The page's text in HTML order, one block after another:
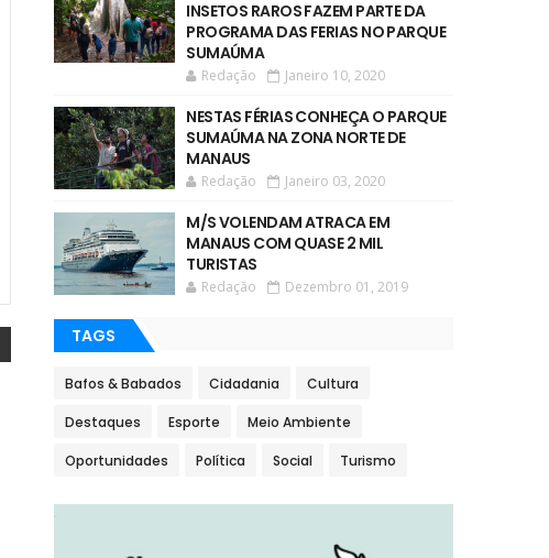
INSETOS RAROS FAZEM PARTE DA
PROGRAMA DAS FERIAS NO PARQUE
SUMAÚMA
Redação Janeiro 10, 2020
NESTAS FÉRIAS CONHEÇA O PARQUE
SUMAÚMA NA ZONA NORTE DE
MANAUS
Redação Janeiro 03, 2020
M/S VOLENDAM ATRACA EM
MANAUS COM QUASE 2 MIL
TURISTAS
Redação Dezembro 01, 2019
TAGS
Bafos & Babados Cidadania Cultura
Destaques Esporte Meio Ambiente
Oportunidades Política Social Turismo